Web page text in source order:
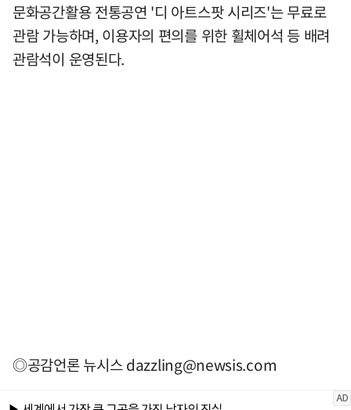
문화공간활용 전통공연 '디 아트스팟 시리즈'는 무료로
관람 가능하며, 이용자의 편의를 위한 휠체어석 등 배려
관람석이 운영된다.
◎공감언론 뉴시스dazzling@newsis.com